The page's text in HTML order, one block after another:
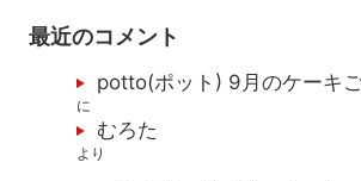
最近のコメント
potto(ポット) 9月のケーキご
に
むろた
より